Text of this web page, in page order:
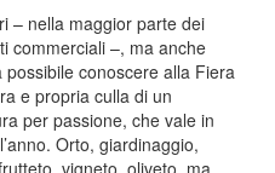
– nella maggior parte dei
commerciali –, ma anche
conoscere alla Fiera
e propria culla di un
per passione, che vale in
Orto, giardinaggio,
vigneto, oliveto, ma